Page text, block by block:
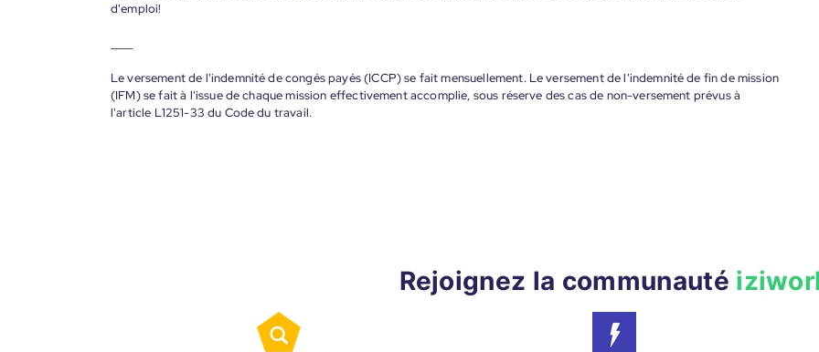
d'emploi!
Le versement de l'indemnité de congés payés (ICCP) se fait mensuellement. Le versement de l'indemnité de fin de mission
(IFM) se fait à l'issue de chaque mission effectivement accomplie, sous réserve des cas de non-versement prévus à
l'article L1251-33 du Code du travail.
Rejoignez la communauté